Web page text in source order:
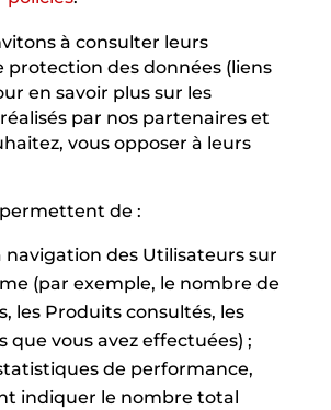
à consulter leurs
protection des données (liens
en savoir plus sur les
par nos partenaires et
vous opposer à leurs
permettent de :
navigation des Utilisateurs sur
(par exemple, le nombre de
les Produits consultés, les
que vous avez effectuées) ;
de performance,
indiquer le nombre total